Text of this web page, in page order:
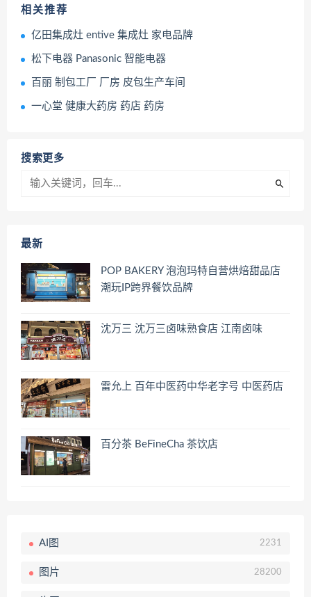
相关推荐
亿田集成灶 entive 集成灶 家电品牌
松下电器 Panasonic 智能电器
百丽 制包工厂 厂房 皮包生产车间
一心堂 健康大药房 药店 药房
搜索更多
最新
POP BAKERY 泡泡玛特自营烘焙甜品店
潮玩IP跨界餐饮品牌
沈万三 沈万三卤味熟食店 江南卤味
雷允上 百年中医药中华老字号 中医药店
百分茶 BeFineCha 茶饮店
AI图 2231
图片 28200